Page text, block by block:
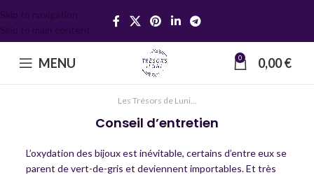
Skip to navigation
Skip to main content
MENU 0 0,00€
Les Trésors de Luni...
Conseil d’entretien
L’oxydation des bijoux est inévitable, certains d’entre eux se
parent de vert-de-gris et deviennent importables. Et très